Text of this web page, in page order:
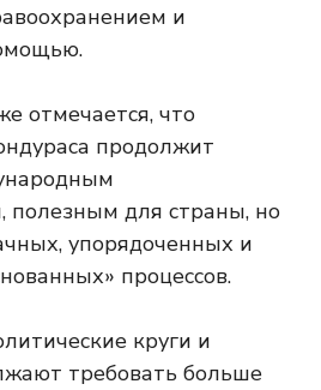
и
отмечается, что
продолжит
полезным для страны, но
упорядоченных и
процессов.
круги и
требовать больше